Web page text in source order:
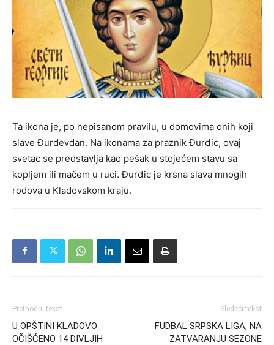
Ta ikona je, po nepisanom pravilu, u domovima onih koji
slave Đurđevdan. Na ikonama za praznik Đurđic, ovaj
svetac se predstavlja kao pešak u stojećem stavu sa
kopljem ili mačem u ruci. Đurđic je krsna slava mnogih
rodova u Kladovskom kraju.
Prethodni tekst
U OPŠTINI KLADOVO
OČIŠĆENO 14 DIVLJIH
Sledeći tekst
FUDBAL SRPSKA LIGA, NA
ZATVARANJU SEZONE